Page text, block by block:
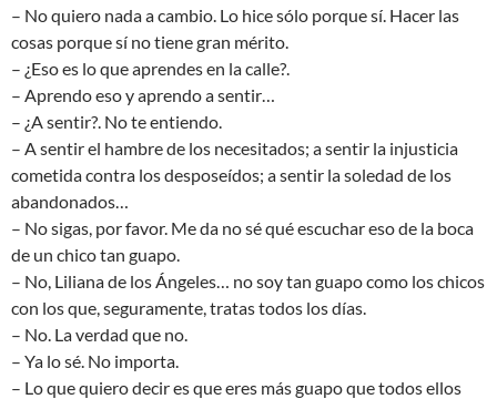
– No quiero nada a cambio. Lo hice sólo porque sí. Hacer las
cosas porque sí no tiene gran mérito.
– ¿Eso es lo que aprendes en la calle?.
– Aprendo eso y aprendo a sentir…
– ¿A sentir?. No te entiendo.
– A sentir el hambre de los necesitados; a sentir la injusticia
cometida contra los desposeídos; a sentir la soledad de los
abandonados…
– No sigas, por favor. Me da no sé qué escuchar eso de la boca
de un chico tan guapo.
– No, Liliana de los Ángeles… no soy tan guapo como los chicos
con los que, seguramente, tratas todos los días.
– No. La verdad que no.
– Ya lo sé. No importa.
– Lo que quiero decir es que eres más guapo que todos ellos